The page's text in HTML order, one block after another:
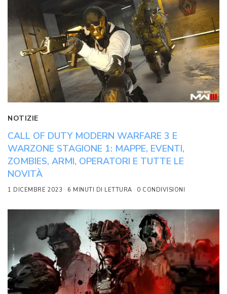
NOTIZIE
CALL OF DUTY MODERN WARFARE 3 E
WARZONE STAGIONE 1: MAPPE, EVENTI,
ZOMBIES, ARMI, OPERATORI E TUTTE LE
NOVITÀ
1 DICEMBRE 2023 6 MINUTI DI LETTURA 0 CONDIVISIONI